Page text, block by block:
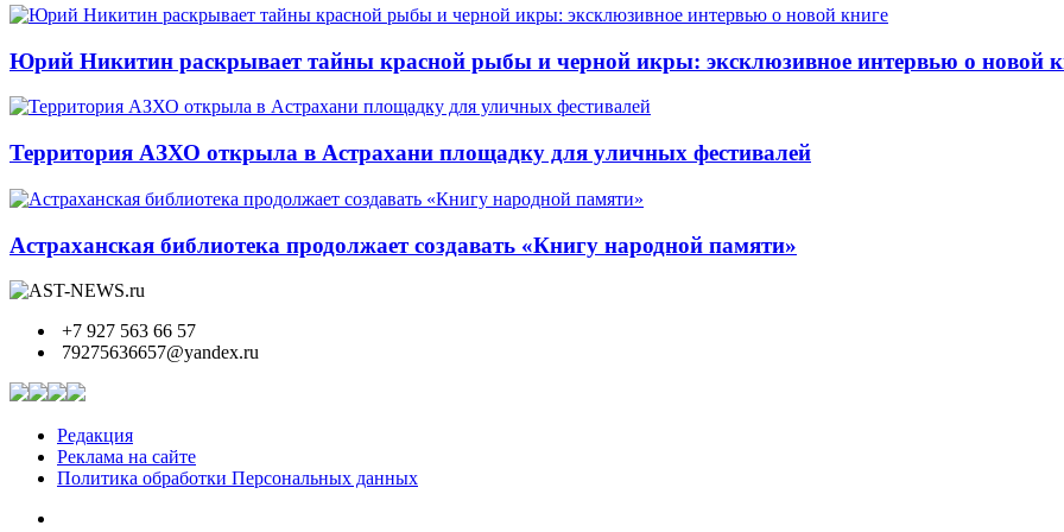
Юрий Никитин раскрывает тайны красной рыбы и черной икры: эксклюзивное интервью о новой
Территория АЗХО открыла в Астрахани площадку для уличных фестивалей
Астраханская библиотека продолжает создавать «Книгу народной памяти»
+7 927 563 66 57
79275636657@yandex.ru
Редакция
Реклама на сайте
Политика обработки Персональных данных